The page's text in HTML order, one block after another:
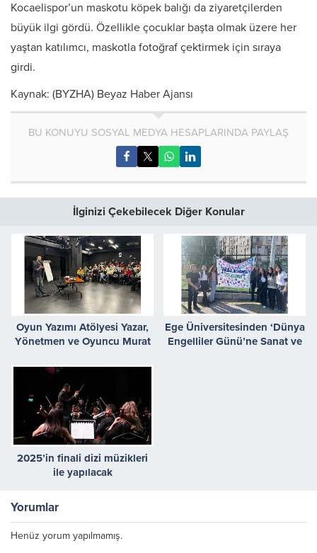
Kocaelispor’un maskotu köpek balığı da ziyaretçilerden
büyük ilgi gördü. Özellikle çocuklar başta olmak üzere her
yaştan katılımcı, maskotla fotoğraf çektirmek için sıraya
girdi.
Kaynak: (BYZHA) Beyaz Haber Ajansı
BU KONUYU SOSYAL MEDYA HESAPLARINDA PAYLAŞ
İlginizi Çekebilecek Diğer Konular
Oyun Yazımı Atölyesi Yazar,
Yönetmen ve Oyuncu Murat
Atölyesiyle Başladı
Ege Üniversitesinden ‘Dünya
Engelliler Günü’ne Sanat ve
2025’in finali dizi müzikleri
ile yapılacak
Yorumlar
Henüz yorum yapılmamış.